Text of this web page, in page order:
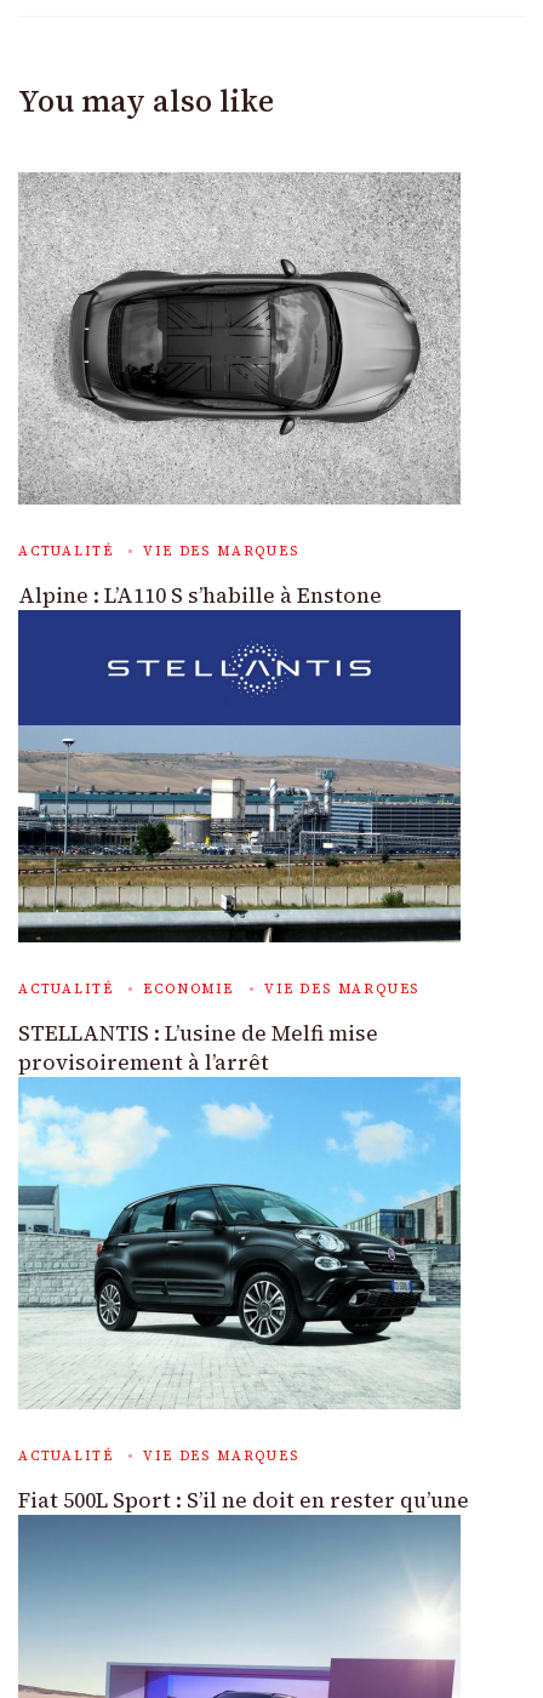
You may also like
ACTUALITÉ VIE DES MARQUES
Alpine : L’A110 S s’habille à Enstone
ACTUALITÉ ECONOMIE VIE DES MARQUES
STELLANTIS : L’usine de Melfi mise
provisoirement à l’arrêt
ACTUALITÉ VIE DES MARQUES
Fiat 500L Sport : S’il ne doit en rester qu’une